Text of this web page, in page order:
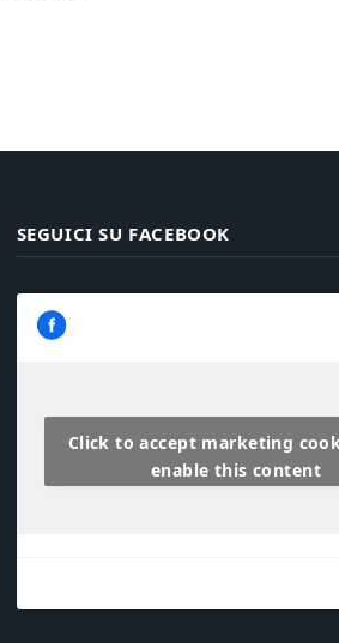
SEGUICI SU FACEBOOK
Click to accept marketing
enable this content